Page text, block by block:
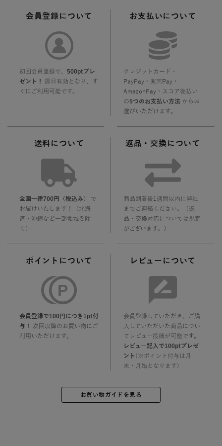
会員登録について
初回会員登録で、 500ptプレ
ゼント！
即日有効となり、す
ぐにご利用可能です。
お支払いについて
クレジットカード・
PayPay・楽天Pay・
AmazonPay・スコア後払い
の5つのお支払い方法からお
選びいただけます。
送料について
全国一律700円（税込み）
で
お届けいたします！（北海
道・沖縄など一部地域を除
く）
返品・交換について
商品到着後1週間以内に弊社
までご連絡ください。（返
品・交換対応については規定
がございます。）
ポイントについて
会員登録で100円につき1pt付
与！
次回以降のお買い物にご
利用いただけます。
レビューについて
会員登録していただき、ご購
入していただいた商品につい
てレビュー投稿が可能です。
レビュー記入で100ptプレゼ
ント (※ポイント付与は月
末・月始となります)
お買い物ガイドを見る